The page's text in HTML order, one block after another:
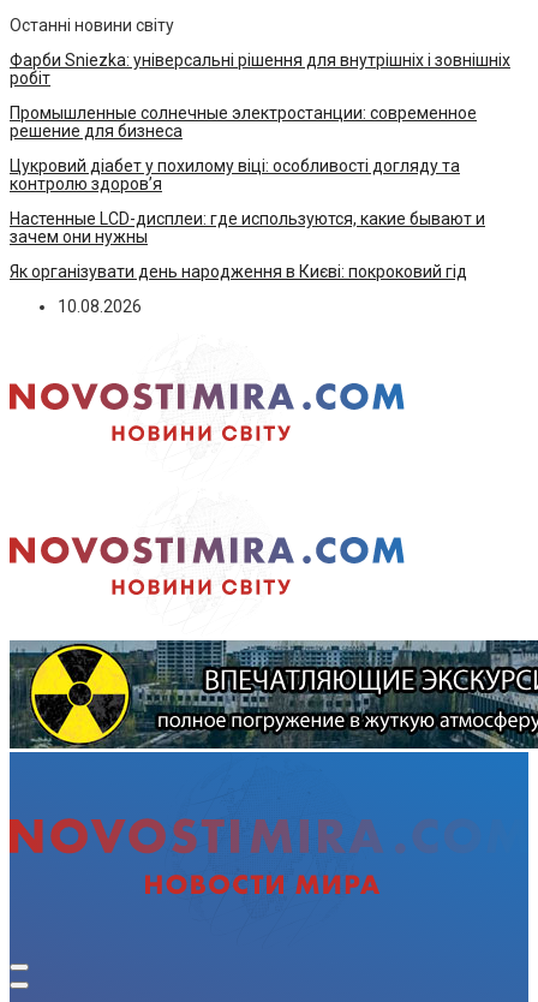
Останні новини світу
Фарби Sniezka: універсальні рішення для внутрішніх і зовнішніх
робіт
Промышленные солнечные электростанции: современное
решение для бизнеса
Цукровий діабет у похилому віці: особливості догляду та
контролю здоров’я
Настенные LCD-дисплеи: где используются, какие бывают и
зачем они нужны
Як організувати день народження в Києві: покроковий гід
10.08.2026